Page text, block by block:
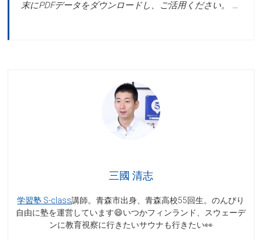
末にPDFデータをダウンロードし、ご活用ください。 …
三國 清志
学習塾 S-class講師。青森市出身、青森高校55回生。のんびり
自由に塾を運営しています😄いつかフィンランド、スウェーデ
ンに教育視察に行きたいサウナも行きたい👀